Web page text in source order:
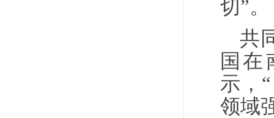
切”。
共
国在
示，
领域